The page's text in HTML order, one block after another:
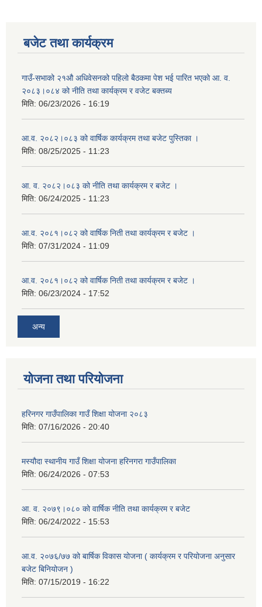
बजेट तथा कार्यक्रम
गाउँ-सभाको २१औ अधिवेसनको पहिलो बैठकमा पेश भई पारित भएको आ. व.
२०८३।०८४ को नीति तथा कार्यक्रम र वजेट बक्तब्य
मिति: 06/23/2026 - 16:19
आ.व. २०८२।०८३ को वार्षिक कार्यक्रम तथा बजेट पुस्तिका ।
मिति: 08/25/2025 - 11:23
आ. व. २०८२।०८३ को नीति तथा कार्यक्रम र बजेट ।
मिति: 06/24/2025 - 11:23
आ.व. २०८१।०८२ को वार्षिक निती तथा कार्यक्रम र बजेट ।
मिति: 07/31/2024 - 11:09
आ.व. २०८१।०८२ को वार्षिक निती तथा कार्यक्रम र बजेट ।
मिति: 06/23/2024 - 17:52
अन्य
योजना तथा परियोजना
हरिनगर गाउँपालिका गाउँ शिक्षा योजना २०८३
मिति: 07/16/2026 - 20:40
मस्यौदा स्थानीय गाउँ शिक्षा योजना हरिनगरा गाउँपालिका
मिति: 06/24/2026 - 07:53
आ. व. २०७९।०८० को वार्षिक नीति तथा कार्यक्रम र बजेट
मिति: 06/24/2022 - 15:53
आ.व. २०७६/७७ को बार्षिक विकास योजना ( कार्यक्रम र परियोजना अनुसार
बजेट बिनियोजन )
मिति: 07/15/2019 - 16:22